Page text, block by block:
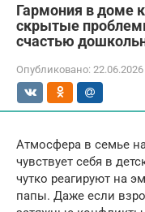
Гармония в доме
скрытые
счастью
Опубликовано: 22.06.2026
Атмосфера в семье
чувствует себя в
чутко реагируют на
папы. Даже если